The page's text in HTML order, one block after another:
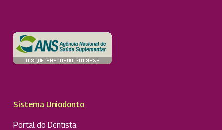
Sistema Uniodonto
Portal do Dentista